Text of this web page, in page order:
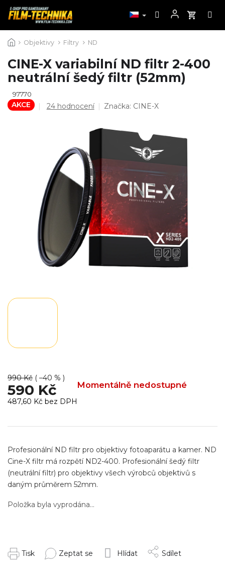
na
Objektivy Filtry ND
CINE-X variabilní ND filtr 2-400
neutrální šedý filtr (52mm)
97770
AKCE
Průměrné
hvězdiček.
24 hodnocení Značka: CINE-X
990 Kč ( –40 % )
590 Kč Momentálně nedostupné
487,60 Kč bez DPH
cena:
Položka byla vyprodána…
Profesionální ND filtr pro objektivy fotoaparátu a kamer. ND
Cine-X filtr má rozpětí ND2-400. Profesionální šedý filtr
(neutrální filtr) pro objektivy všech výrobců objektivů s
daným průměrem 52mm.
Tisk Zeptat se Hlídat Sdílet